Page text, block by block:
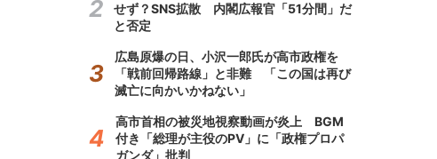
せず？SNS拡散 内閣広報官「51分間」だ
と否定
広島原爆の日、小沢一郎氏が高市政権を
「戦前回帰路線」と非難 「この国は再び
滅亡に向かいかねない」
高市首相の被災地視察動画が炎上 BGM
付き「総理が主役のPV」に「政権プロパ
ガンダ」批判